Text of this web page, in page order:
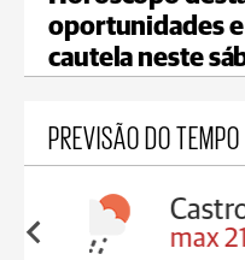
oportunidades
cautela neste
PREVISÃO DO TEMPO
18°C